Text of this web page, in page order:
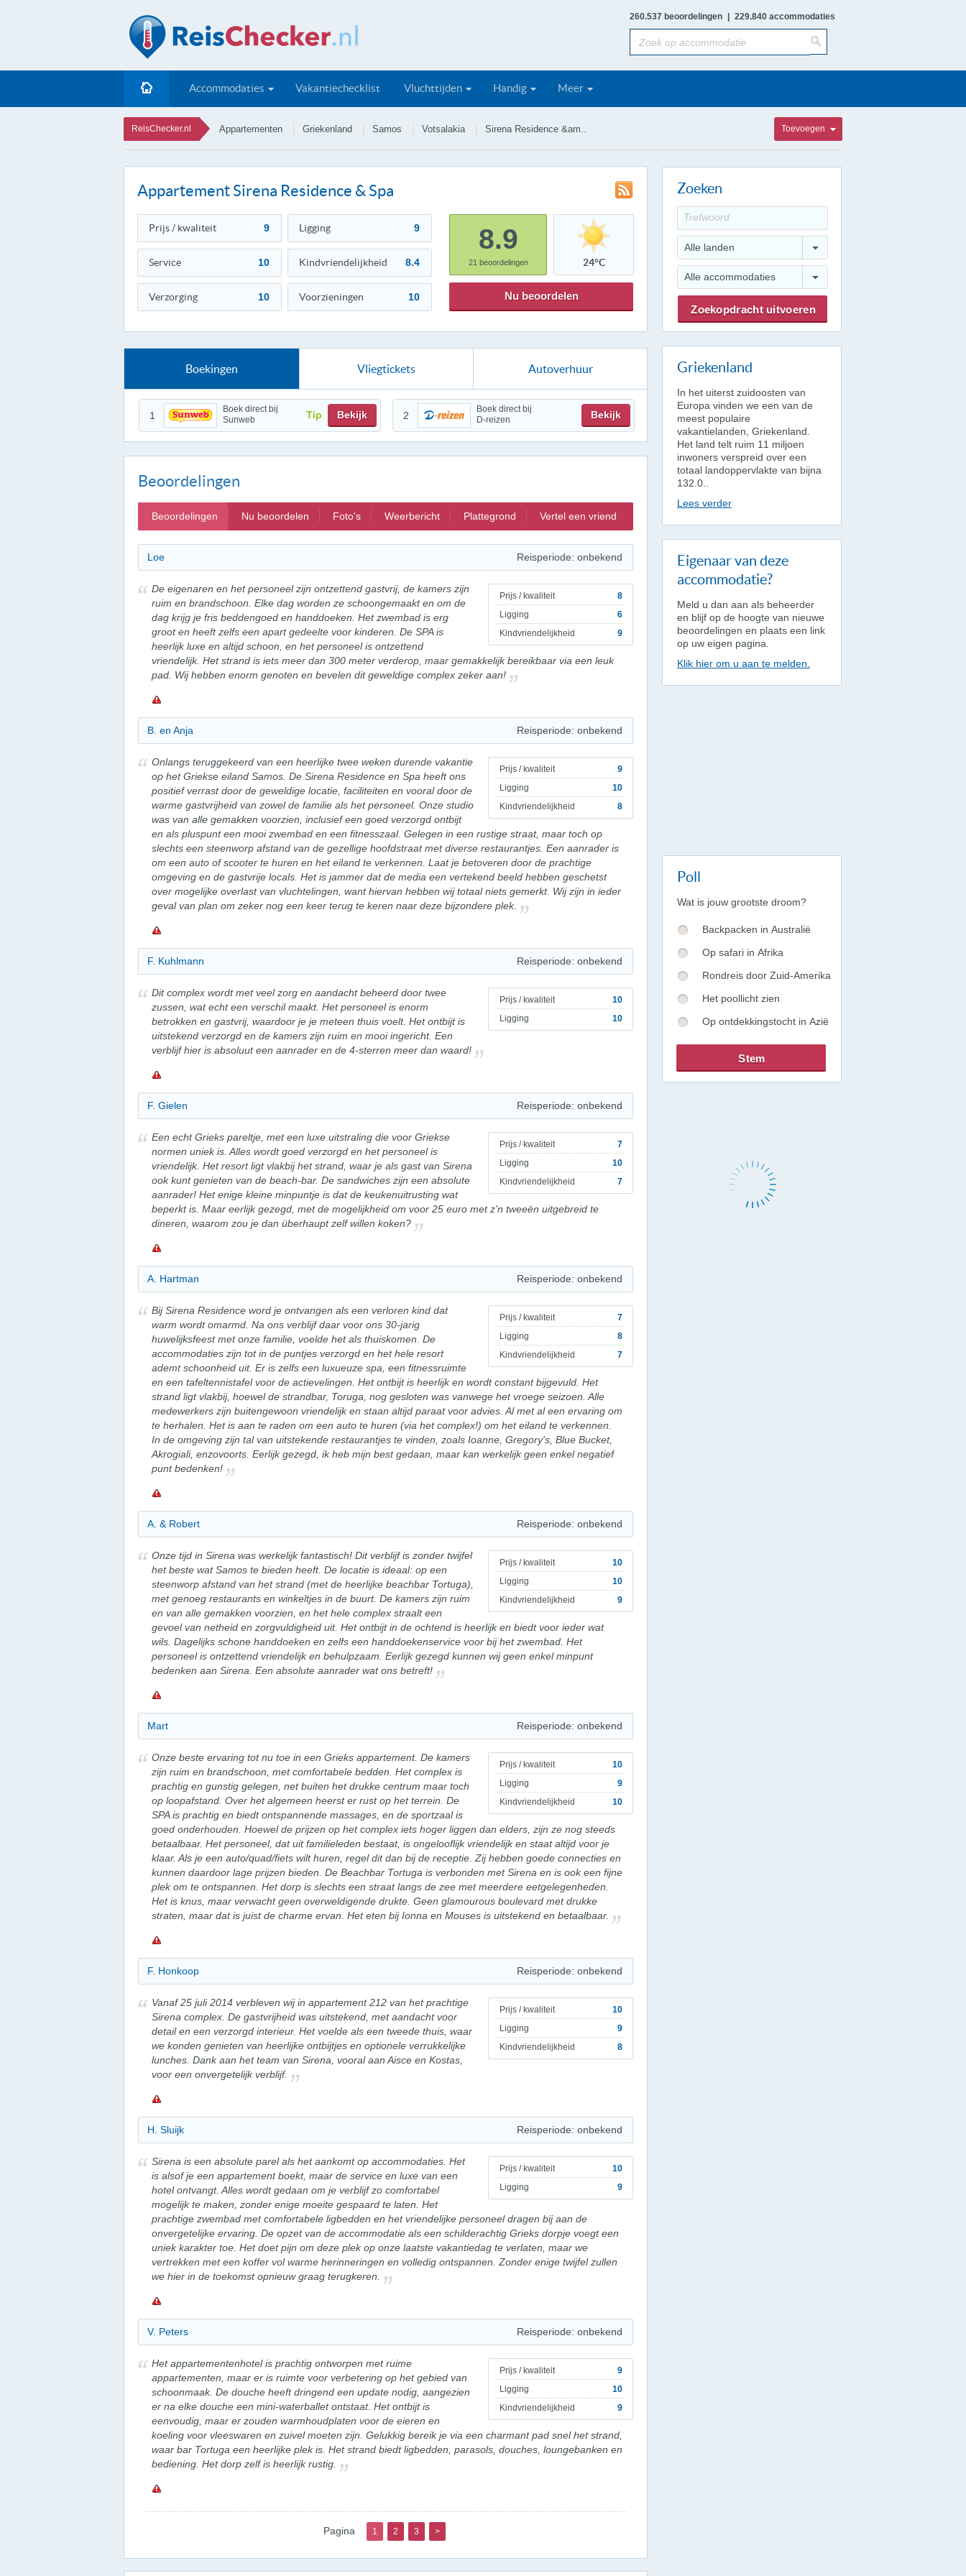
260.537 beoordelingen 229.840 accommodaties
Accommodaties Vakantiechecklist Vluchttijden Handig Meer
ReisChecker.nl Appartementen Griekenland Samos Votsalakia Sirena Residence &am.. Toevoegen
Appartement Sirena Residence & Spa
Prijs / kwaliteit 9 Ligging 9
Service 10 Kindvriendelijkheid 8.4
Verzorging 10 Voorzieningen 10
8.9
21 beoordelingen 24°C
Nu beoordelen
Boekingen Vliegtickets Autoverhuur
1
Boek direct bij
Sunweb
Tip Bekijk 2
Boek direct bij
D-reizen
Bekijk
Beoordelingen
Beoordelingen Nu beoordelen Foto's Weerbericht Plattegrond Vertel een vriend
Loe Reisperiode: onbekend
Prijs / kwaliteit
8
Ligging
6
Kindvriendelijkheid
9
De eigenaren en het personeel zijn ontzettend gastvrij, de kamers zijn
ruim en brandschoon. Elke dag worden ze schoongemaakt en om de
dag krijg je fris beddengoed en handdoeken. Het zwembad is erg
groot en heeft zelfs een apart gedeelte voor kinderen. De SPA is
heerlijk luxe en altijd schoon, en het personeel is ontzettend
vriendelijk. Het strand is iets meer dan 300 meter verderop, maar gemakkelijk bereikbaar via een leuk
pad. Wij hebben enorm genoten en bevelen dit geweldige complex zeker aan!
B. en Anja Reisperiode: onbekend
Prijs / kwaliteit
9
Ligging
10
Kindvriendelijkheid
8
Onlangs teruggekeerd van een heerlijke twee weken durende vakantie
op het Griekse eiland Samos. De Sirena Residence en Spa heeft ons
positief verrast door de geweldige locatie, faciliteiten en vooral door de
warme gastvrijheid van zowel de familie als het personeel. Onze studio
was van alle gemakken voorzien, inclusief een goed verzorgd ontbijt
en als pluspunt een mooi zwembad en een fitnesszaal. Gelegen in een rustige straat, maar toch op
slechts een steenworp afstand van de gezellige hoofdstraat met diverse restaurantjes. Een aanrader is
om een auto of scooter te huren en het eiland te verkennen. Laat je betoveren door de prachtige
omgeving en de gastvrije locals. Het is jammer dat de media een vertekend beeld hebben geschetst
over mogelijke overlast van vluchtelingen, want hiervan hebben wij totaal niets gemerkt. Wij zijn in ieder
geval van plan om zeker nog een keer terug te keren naar deze bijzondere plek.
F. Kuhlmann Reisperiode: onbekend
Prijs / kwaliteit
10
Ligging
10
Dit complex wordt met veel zorg en aandacht beheerd door twee
zussen, wat echt een verschil maakt. Het personeel is enorm
betrokken en gastvrij, waardoor je je meteen thuis voelt. Het ontbijt is
uitstekend verzorgd en de kamers zijn ruim en mooi ingericht. Een
verblijf hier is absoluut een aanrader en de 4-sterren meer dan waard!
F. Gielen Reisperiode: onbekend
Prijs / kwaliteit
7
Ligging
10
Kindvriendelijkheid
7
Een echt Grieks pareltje, met een luxe uitstraling die voor Griekse
normen uniek is. Alles wordt goed verzorgd en het personeel is
vriendelijk. Het resort ligt vlakbij het strand, waar je als gast van Sirena
ook kunt genieten van de beach-bar. De sandwiches zijn een absolute
aanrader! Het enige kleine minpuntje is dat de keukenuitrusting wat
beperkt is. Maar eerlijk gezegd, met de mogelijkheid om voor 25 euro met z'n tweeën uitgebreid te
dineren, waarom zou je dan überhaupt zelf willen koken?
A. Hartman Reisperiode: onbekend
Prijs / kwaliteit
7
Ligging
8
Kindvriendelijkheid
7
Bij Sirena Residence word je ontvangen als een verloren kind dat
warm wordt omarmd. Na ons verblijf daar voor ons 30-jarig
huwelijksfeest met onze familie, voelde het als thuiskomen. De
accommodaties zijn tot in de puntjes verzorgd en het hele resort
ademt schoonheid uit. Er is zelfs een luxueuze spa, een fitnessruimte
en een tafeltennistafel voor de actievelingen. Het ontbijt is heerlijk en wordt constant bijgevuld. Het
strand ligt vlakbij, hoewel de strandbar, Toruga, nog gesloten was vanwege het vroege seizoen. Alle
medewerkers zijn buitengewoon vriendelijk en staan altijd paraat voor advies. Al met al een ervaring om
te herhalen. Het is aan te raden om een auto te huren (via het complex!) om het eiland te verkennen.
In de omgeving zijn tal van uitstekende restaurantjes te vinden, zoals Ioanne, Gregory's, Blue Bucket,
Akrogiali, enzovoorts. Eerlijk gezegd, ik heb mijn best gedaan, maar kan werkelijk geen enkel negatief
punt bedenken!
A. & Robert Reisperiode: onbekend
Prijs / kwaliteit
10
Ligging
10
Kindvriendelijkheid
9
Onze tijd in Sirena was werkelijk fantastisch! Dit verblijf is zonder twijfel
het beste wat Samos te bieden heeft. De locatie is ideaal: op een
steenworp afstand van het strand (met de heerlijke beachbar Tortuga),
met genoeg restaurants en winkeltjes in de buurt. De kamers zijn ruim
en van alle gemakken voorzien, en het hele complex straalt een
gevoel van netheid en zorgvuldigheid uit. Het ontbijt in de ochtend is heerlijk en biedt voor ieder wat
wils. Dagelijks schone handdoeken en zelfs een handdoekenservice voor bij het zwembad. Het
personeel is ontzettend vriendelijk en behulpzaam. Eerlijk gezegd kunnen wij geen enkel minpunt
bedenken aan Sirena. Een absolute aanrader wat ons betreft!
Mart Reisperiode: onbekend
Prijs / kwaliteit
10
Ligging
9
Kindvriendelijkheid
10
Onze beste ervaring tot nu toe in een Grieks appartement. De kamers
zijn ruim en brandschoon, met comfortabele bedden. Het complex is
prachtig en gunstig gelegen, net buiten het drukke centrum maar toch
op loopafstand. Over het algemeen heerst er rust op het terrein. De
SPA is prachtig en biedt ontspannende massages, en de sportzaal is
goed onderhouden. Hoewel de prijzen op het complex iets hoger liggen dan elders, zijn ze nog steeds
betaalbaar. Het personeel, dat uit familieleden bestaat, is ongelooflijk vriendelijk en staat altijd voor je
klaar. Als je een auto/quad/fiets wilt huren, regel dit dan bij de receptie. Zij hebben goede connecties en
kunnen daardoor lage prijzen bieden. De Beachbar Tortuga is verbonden met Sirena en is ook een fijne
plek om te ontspannen. Het dorp is slechts een straat langs de zee met meerdere eetgelegenheden.
Het is knus, maar verwacht geen overweldigende drukte. Geen glamourous boulevard met drukke
straten, maar dat is juist de charme ervan. Het eten bij Ionna en Mouses is uitstekend en betaalbaar.
F. Honkoop Reisperiode: onbekend
Prijs / kwaliteit
10
Ligging
9
Kindvriendelijkheid
8
Vanaf 25 juli 2014 verbleven wij in appartement 212 van het prachtige
Sirena complex. De gastvrijheid was uitstekend, met aandacht voor
detail en een verzorgd interieur. Het voelde als een tweede thuis, waar
we konden genieten van heerlijke ontbijtjes en optionele verrukkelijke
lunches. Dank aan het team van Sirena, vooral aan Aisce en Kostas,
voor een onvergetelijk verblijf.
H. Sluijk Reisperiode: onbekend
Prijs / kwaliteit
10
Ligging
9
Sirena is een absolute parel als het aankomt op accommodaties. Het
is alsof je een appartement boekt, maar de service en luxe van een
hotel ontvangt. Alles wordt gedaan om je verblijf zo comfortabel
mogelijk te maken, zonder enige moeite gespaard te laten. Het
prachtige zwembad met comfortabele ligbedden en het vriendelijke personeel dragen bij aan de
onvergetelijke ervaring. De opzet van de accommodatie als een schilderachtig Grieks dorpje voegt een
uniek karakter toe. Het doet pijn om deze plek op onze laatste vakantiedag te verlaten, maar we
vertrekken met een koffer vol warme herinneringen en volledig ontspannen. Zonder enige twijfel zullen
we hier in de toekomst opnieuw graag terugkeren.
V. Peters Reisperiode: onbekend
Prijs / kwaliteit
9
Ligging
10
Kindvriendelijkheid
9
Het appartementenhotel is prachtig ontworpen met ruime
appartementen, maar er is ruimte voor verbetering op het gebied van
schoonmaak. De douche heeft dringend een update nodig, aangezien
er na elke douche een mini-waterballet ontstaat. Het ontbijt is
eenvoudig, maar er zouden warmhoudplaten voor de eieren en
koeling voor vleeswaren en zuivel moeten zijn. Gelukkig bereik je via een charmant pad snel het strand,
waar bar Tortuga een heerlijke plek is. Het strand biedt ligbedden, parasols, douches, loungebanken en
bediening. Het dorp zelf is heerlijk rustig.
Pagina 1 2 3 >
Zoeken
Alle landen
Alle accommodaties
Griekenland
In het uiterst zuidoosten van
Europa vinden we een van de
meest populaire
vakantielanden, Griekenland.
Het land telt ruim 11 miljoen
inwoners verspreid over een
totaal landoppervlakte van bijna
132.0..
Lees verder
Eigenaar van deze
accommodatie?
Meld u dan aan als beheerder
en blijf op de hoogte van nieuwe
beoordelingen en plaats een link
op uw eigen pagina.
Klik hier om u aan te melden.
Poll
Wat is jouw grootste droom?
Backpacken in Australië
Op safari in Afrika
Rondreis door Zuid-Amerika
Het poollicht zien
Op ontdekkingstocht in Azië